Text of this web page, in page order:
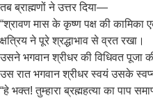
तब ब्राह्मणों ने उत्तर दिया—
“श्रावण मास के कृष्ण पक्ष की कामिका
क्षत्रिय ने पूरे श्रद्धाभाव से व्रत रखा।
उसने भगवान श्रीधर की विधिवत पूजा
उस रात भगवान श्रीधर स्वयं उसके
“हे भक्त! तुम्हारा ब्रह्महत्या का पाप